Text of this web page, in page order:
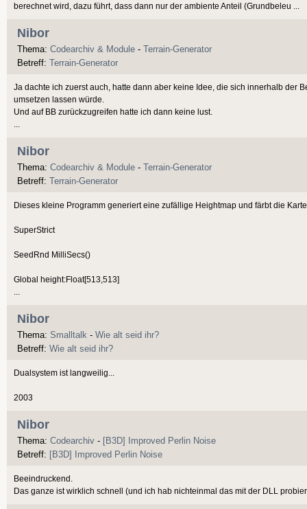
berechnet wird, dazu führt, dass dann nur der ambiente Anteil (Grundbeleu ...
Nibor
Thema: Codearchiv & Module - Terrain-Generator
Betreff: Terrain-Generator
Ja dachte ich zuerst auch, hatte dann aber keine Idee, die sich innerhalb der
umsetzen lassen würde.
Und auf BB zurückzugreifen hatte ich dann keine lust.
Nibor
Thema: Codearchiv & Module - Terrain-Generator
Betreff: Terrain-Generator
Dieses kleine Programm generiert eine zufällige Heightmap und färbt die
SuperStrict
SeedRnd MilliSecs()
Global height:Float[513,513]
Nibor
Thema: Smalltalk - Wie alt seid ihr?
Betreff: Wie alt seid ihr?
Dualsystem ist langweilig...
2003
Nibor
Thema: Codearchiv - [B3D] Improved Perlin Noise
Betreff: [B3D] Improved Perlin Noise
Beeindruckend.
Das ganze ist wirklich schnell (und ich hab nichteinmal das mit der DLL